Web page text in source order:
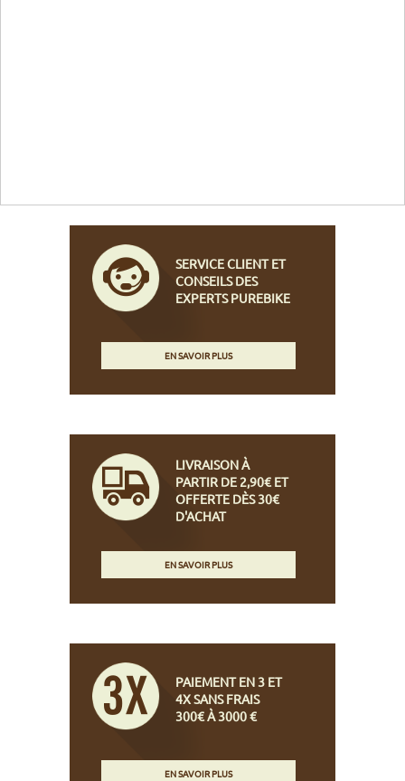
SERVICE CLIENT ET
CONSEILS DES
EXPERTS PUREBIKE
EN SAVOIR PLUS
LIVRAISON À
PARTIR DE 2,90€ ET
OFFERTE DÈS 30€
D'ACHAT
EN SAVOIR PLUS
PAIEMENT EN 3 ET
4X SANS FRAIS
300€ À 3000 €
EN SAVOIR PLUS